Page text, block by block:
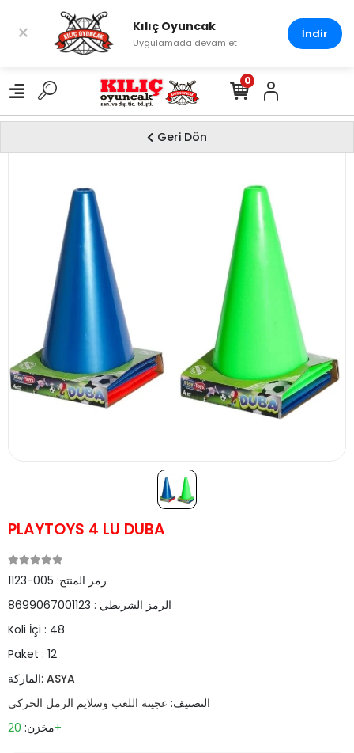
0
Geri Dön
PLAYTOYS 4 LU DUBA
رمز المنتج: 005-1123
الرمز الشريطي : 8699067001123
Koli İçi : 48
Paket : 12
الماركة: ASYA
التصنيف: عجينة اللعب وسلايم الرمل الحركي
مخزن:20+
× Kılıç Oyuncak
Uygulamada devam et
İndir